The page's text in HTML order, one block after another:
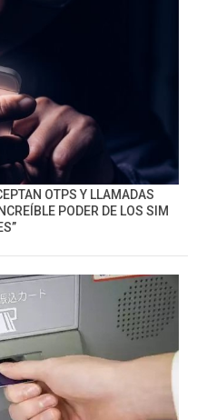
OTPS Y LLAMADAS
PODER DE LOS SIM